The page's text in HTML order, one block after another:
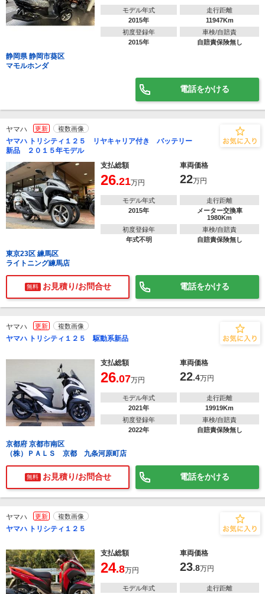
モデル年式
2015年
走行距離
11947Km
初度登録年
2015年
車検/自賠責
自賠責保険無し
静岡県 静岡市葵区
マモルホンダ
電話をかける
ヤマハ 更新 複数画像
ヤマハ トリシティ１２５ リヤキャリア付き バッテリー
新品 ２０１５年モデル
支払総額
車両価格
26.21万円 22万円
モデル年式
2015年
走行距離
メーター交換車
1980Km
初度登録年
年式不明
車検/自賠責
自賠責保険無し
東京23区 練馬区
ライトニング練馬店
無料 お見積り/お問合せ 電話をかける
ヤマハ 更新 複数画像
ヤマハ トリシティ１２５ 駆動系新品
支払総額 車両価格
26.07万円 22.4万円
モデル年式
2021年
走行距離
19919Km
初度登録年
2022年
車検/自賠責
自賠責保険無し
京都府 京都市南区
（株）ＰＡＬＳ 京都 九条河原町店
無料 お見積り/お問合せ 電話をかける
ヤマハ 更新 複数画像
ヤマハ トリシティ１２５
支払総額 車両価格
24.8万円 23.8万円
モデル年式
走行距離